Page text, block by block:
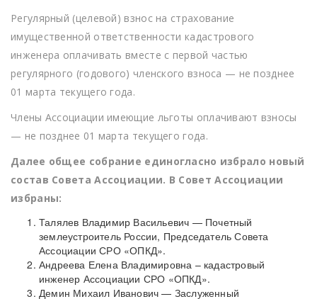
Регулярный (целевой) взнос на страхование
имущественной ответственности кадастрового
инженера оплачивать вместе с первой частью
регулярного (годового) членского взноса — не позднее
01 марта текущего года.
Члены Ассоциации имеющие льготы оплачивают взносы
— не позднее 01 марта текущего года.
Далее общее собрание единогласно избрало новый
состав Совета Ассоциации. В Совет Ассоциации
избраны:
Талялев Владимир Васильевич — Почетный
землеустроитель России, Председатель Совета
Ассоциации СРО «ОПКД».
Андреева Елена Владимировна – кадастровый
инженер Ассоциации СРО «ОПКД».
Демин Михаил Иванович — Заслуженный